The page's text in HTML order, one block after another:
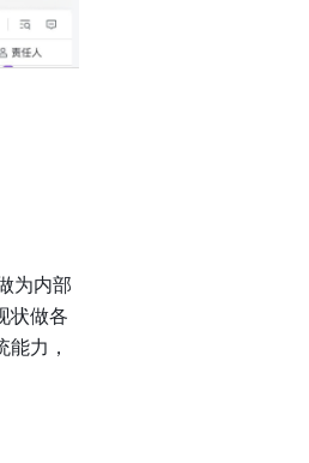
为内部
状做各
力，